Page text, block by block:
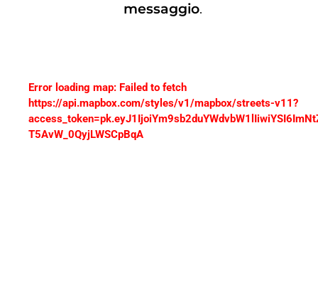
messaggio.
Error loading map: Failed to fetch
https://api.mapbox.com/styles/v1/mapbox/streets-v11?
T5AvW_0QyjLWSCpBqA